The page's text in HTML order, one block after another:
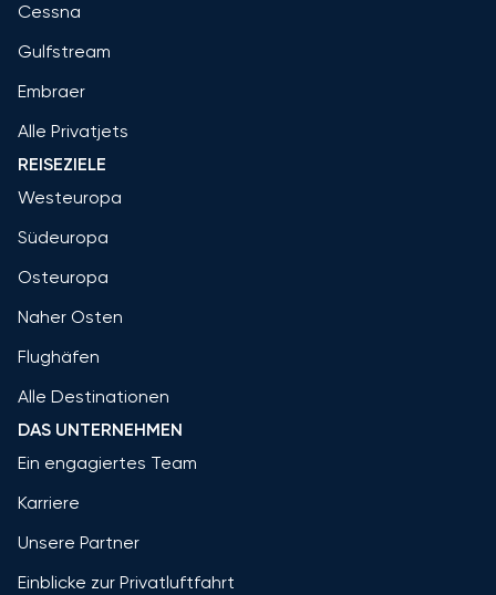
Cessna
Gulfstream
Embraer
Alle Privatjets
REISEZIELE
Westeuropa
Südeuropa
Osteuropa
Naher Osten
Flughäfen
Alle Destinationen
DAS UNTERNEHMEN
Ein engagiertes Team
Karriere
Unsere Partner
Einblicke zur Privatluftfahrt